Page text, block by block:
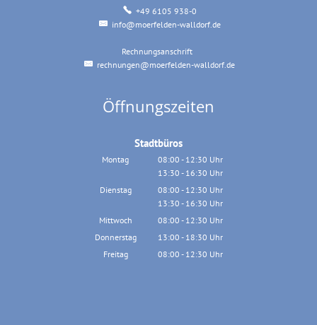
+49 6105 938-0
info@moerfelden-walldorf.de
Rechnungsanschrift
rechnungen@moerfelden-walldorf.de
Öffnungszeiten
Stadtbüros
Montag 08:00 - 12:30 Uhr
Von 08:00 bis 12:30 Uhr
13:30 - 16:30 Uhr
Von 13:30 bis 16:30 Uhr
Dienstag 08:00 - 12:30 Uhr
Von 08:00 bis 12:30 Uhr
13:30 - 16:30 Uhr
Von 13:30 bis 16:30 Uhr
Mittwoch 08:00 - 12:30 Uhr
Von 08:00 bis 12:30 Uhr
Donnerstag 13:00 - 18:30 Uhr
Von 13:00 bis 18:30 Uhr
Freitag 08:00 - 12:30 Uhr